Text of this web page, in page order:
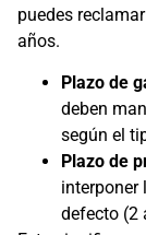
puedes
años.
Plazo de
deben
según el
Plazo de
interponer
defecto (2